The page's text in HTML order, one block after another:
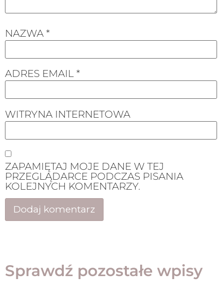
NAZWA *
ADRES EMAIL *
WITRYNA INTERNETOWA
ZAPAMIĘTAJ MOJE DANE W TEJ
PRZEGLĄDARCE PODCZAS PISANIA
KOLEJNYCH KOMENTARZY.
Sprawdź pozostałe wpisy